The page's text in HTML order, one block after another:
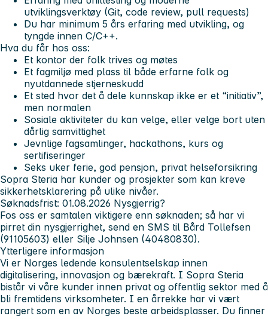
utviklingsverktøy (Git, code review, pull requests)
Du har minimum 5 års erfaring med utvikling, og
tyngde innen C/C++.
Hva du får hos oss:
Et kontor der folk trives og møtes
Et fagmiljø med plass til både erfarne folk og
nyutdannede stjerneskudd
Et sted hvor det å dele kunnskap ikke er et “initiativ”,
men normalen
Sosiale aktiviteter du kan velge, eller velge bort uten
dårlig samvittighet
Jevnlige fagsamlinger, hackathons, kurs og
sertifiseringer
Seks uker ferie, god pensjon, privat helseforsikring
Sopra Steria har kunder og prosjekter som kan kreve
sikkerhetsklarering på ulike nivåer.
Søknadsfrist: 01.08.2026 Nysgjerrig?
Fos oss er samtalen viktigere enn søknaden; så har vi
pirret din nysgjerrighet, send en SMS til Bård Tollefsen
(91105603) eller Silje Johnsen (40480830).
Ytterligere informasjon
Vi er Norges ledende konsulentselskap innen
digitalisering, innovasjon og bærekraft. I Sopra Steria
bistår vi våre kunder innen privat og offentlig sektor med å
bli fremtidens virksomheter. I en årrekke har vi vært
rangert som en av Norges beste arbeidsplasser. Du finner